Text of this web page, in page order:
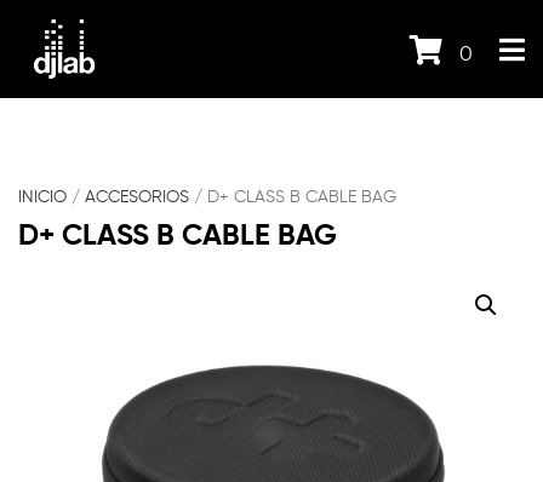
0
INICIO / ACCESORIOS / D+ CLASS B CABLE BAG
D+ CLASS B CABLE BAG